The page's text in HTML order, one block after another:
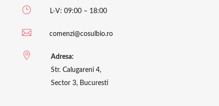
} L-V: 09:00 – 18:00
 comenzi@cosulbio.ro

Adresa:
Str. Calugareni 4,
Sector 3, Bucuresti